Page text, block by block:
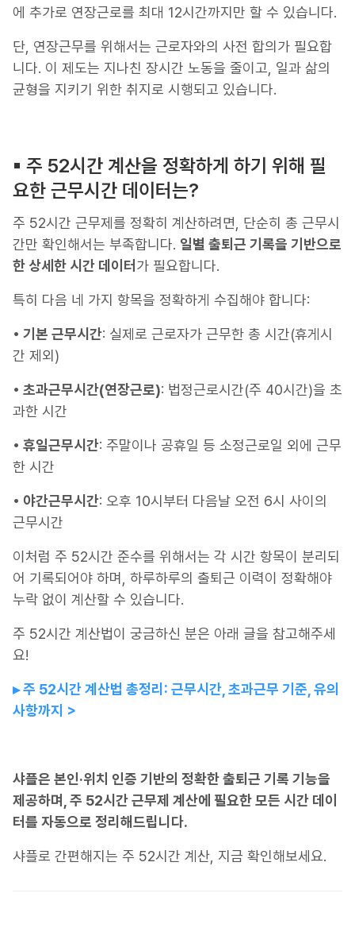
에 추가로 연장근로를 최대 12시간까지만 할 수 있습니다.
단, 연장근무를 위해서는 근로자와의 사전 합의가 필요합
니다. 이 제도는 지나친 장시간 노동을 줄이고, 일과 삶의
균형을 지키기 위한 취지로 시행되고 있습니다.
▪︎ 주 52시간 계산을 정확하게 하기 위해 필
요한 근무시간 데이터는?
주 52시간 근무제를 정확히 계산하려면, 단순히 총 근무시
간만 확인해서는 부족합니다. 일별 출퇴근 기록을 기반으로
한 상세한 시간 데이터 가 필요합니다.
특히 다음 네 가지 항목을 정확하게 수집해야 합니다:
• 기본 근무시간: 실제로 근로자가 근무한 총 시간(휴게시
간 제외)
• 초과근무시간(연장근로): 법정근로시간(주 40시간)을 초
과한 시간
• 휴일근무시간: 주말이나 공휴일 등 소정근로일 외에 근무
한 시간
• 야간근무시간: 오후 10시부터 다음날 오전 6시 사이의
근무시간
이처럼 주 52시간 준수를 위해서는 각 시간 항목이 분리되
어 기록되어야 하며, 하루하루의 출퇴근 이력이 정확해야
누락 없이 계산할 수 있습니다.
주 52시간 계산법이 궁금하신 분은 아래 글을 참고해주세
요!
▸ 주 52시간 계산법 총정리: 근무시간, 초과근무 기준, 유의
사항까지 >
샤플은 본인·위치 인증 기반의 정확한 출퇴근 기록 기능을
제공하며, 주 52시간 근무제 계산에 필요한 모든 시간 데이
터를 자동으로 정리해드립니다.
샤플로 간편해지는 주 52시간 계산, 지금 확인해보세요.